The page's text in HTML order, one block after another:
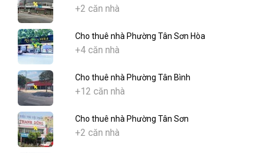
+2 căn nhà
Cho thuê nhà Phường Tân Sơn Hòa
+4 căn nhà
Cho thuê nhà Phường Tân Bình
+12 căn nhà
Cho thuê nhà Phường Tân Sơn
+2 căn nhà